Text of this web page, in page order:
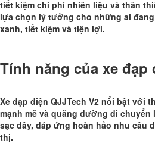
tiết kiệm chi phí nhiên liệu và thân
lựa chọn lý tưởng cho những ai
xanh, tiết kiệm và tiện lợi.
Tính năng của xe đạp
Xe đạp điện QJJTech V2 nổi bật với
mạnh mẽ và quãng đường di chuyển
sạc đầy, đáp ứng hoàn hảo nhu cầu
thị.